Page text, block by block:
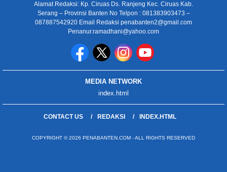
Alamat Redaksi: Kp. Ciruas Ds. Ranjeng Kec. Ciruas Kab.
Serang – Provinsi Banten No Telpon : 081383903473 –
087887542920 Email Redaksi penabanten2@gmail.com
Penanur.ramadhani@yahoo.com
MEDIA NETWORK
index.html
CONTACT US REDAKSI INDEX.HTML
COPYRIGHT © 2026 PENABANTEN.COM - ALL RIGHTS RESERVED